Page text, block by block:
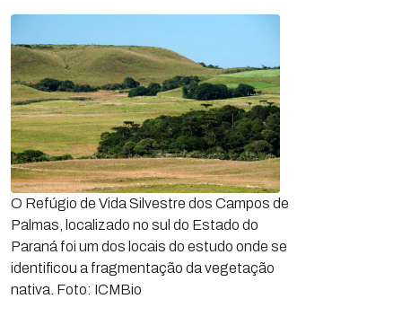
O Refúgio de Vida Silvestre dos Campos de
Palmas, localizado no sul do Estado do
Paraná foi um dos locais do estudo onde se
identificou a fragmentação da vegetação
nativa. Foto: ICMBio